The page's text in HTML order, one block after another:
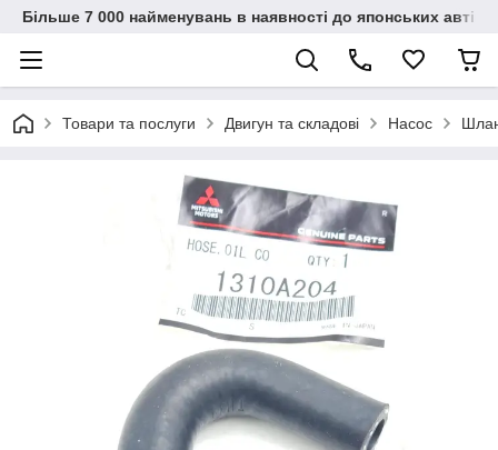
Більше 7 000 найменувань в наявності до японських
Товари та послуги Двигун та складові Насос